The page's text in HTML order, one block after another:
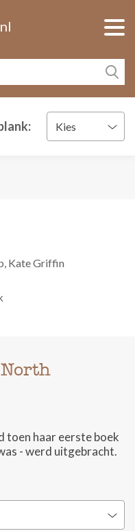
Kies
Kate Griffin
toen haar eerste boek
- werd uitgebracht.